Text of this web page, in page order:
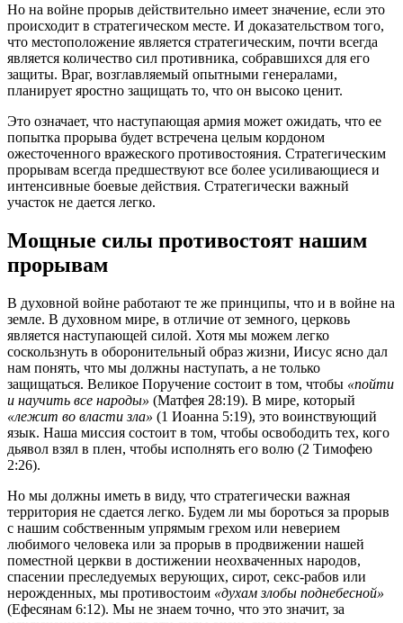
Но на войне прорыв действительно имеет значение, если это
происходит в стратегическом месте. И доказательством того,
что местоположение является стратегическим, почти всегда
является количество сил противника, собравшихся для его
защиты. Враг, возглавляемый опытными генералами,
планирует яростно защищать то, что он высоко ценит.
Это означает, что наступающая армия может ожидать, что ее
попытка прорыва будет встречена целым кордоном
ожесточенного вражеского противостояния. Стратегическим
прорывам всегда предшествуют все более усиливающиеся и
интенсивные боевые действия. Стратегически важный
участок не дается легко.
Мощные силы противостоят нашим
прорывам
В духовной войне работают те же принципы, что и в войне на
земле. В духовном мире, в отличие от земного, церковь
является наступающей силой. Хотя мы можем легко
соскользнуть в оборонительный образ жизни, Иисус ясно дал
нам понять, что мы должны наступать, а не только
защищаться. Великое Поручение состоит в том, чтобы «пойти
и научить все народы» (Матфея 28:19). В мире, который
«лежит во власти зла» (1 Иоанна 5:19), это воинствующий
язык. Наша миссия состоит в том, чтобы освободить тех, кого
дьявол взял в плен, чтобы исполнять его волю (2 Тимофею
2:26).
Но мы должны иметь в виду, что стратегически важная
территория не сдается легко. Будем ли мы бороться за прорыв
с нашим собственным упрямым грехом или неверием
любимого человека или за прорыв в продвижении нашей
поместной церкви в достижении неохваченных народов,
спасении преследуемых верующих, сирот, секс-рабов или
нерожденных, мы противостоим «духам злобы поднебесной»
(Ефесянам 6:12). Мы не знаем точно, что это значит, за